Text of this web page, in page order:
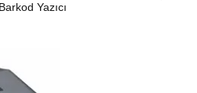
Yazıcı